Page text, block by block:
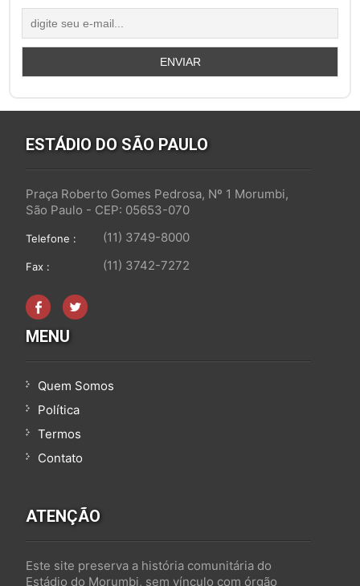
ESTÁDIO DO SÃO PAULO
Praça Roberto Gomes Pedrosa, Nº 1 Morumbi,
São Paulo - CEP: 05653-070
Telefone : (11) 3749-8000
Fax : (11) 3742-7272
MENU
Quem Somos
Política
Termos
Contato
ATENÇÃO
Este site preserva a história comunitária do
Estádio do Morumbi, sem vínculo com órgão